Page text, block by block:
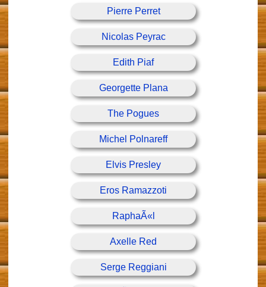
Pierre Perret
Nicolas Peyrac
Edith Piaf
Georgette Plana
The Pogues
Michel Polnareff
Elvis Presley
Eros Ramazzoti
RaphaÃ«l
Axelle Red
Serge Reggiani